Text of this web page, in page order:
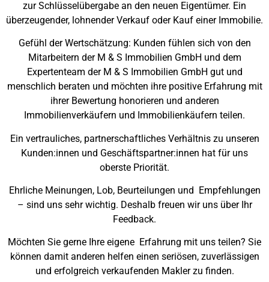
zur Schlüsselübergabe an den neuen Eigentümer. Ein
überzeugender, lohnender Verkauf oder Kauf einer Immobilie.
Gefühl der Wertschätzung: Kunden fühlen sich von den
Mitarbeitern der M & S Immobilien GmbH und dem
Expertenteam der M & S Immobilien GmbH gut und
menschlich beraten und möchten ihre positive Erfahrung mit
ihrer Bewertung honorieren und anderen
Immobilienverkäufern und Immobilienkäufern teilen.
Ein vertrauliches, partnerschaftliches Verhältnis zu unseren
Kunden:innen und Geschäftspartner:innen hat für uns
oberste Priorität.
Ehrliche Meinungen, Lob, Beurteilungen und Empfehlungen
– sind uns sehr wichtig. Deshalb freuen wir uns über Ihr
Feedback.
Möchten Sie gerne Ihre eigene Erfahrung mit uns teilen? Sie
können damit anderen helfen einen seriösen, zuverlässigen
und erfolgreich verkaufenden Makler zu finden.